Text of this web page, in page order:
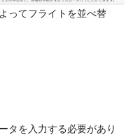
ってフライトを並べ替
タを入力する必要があり